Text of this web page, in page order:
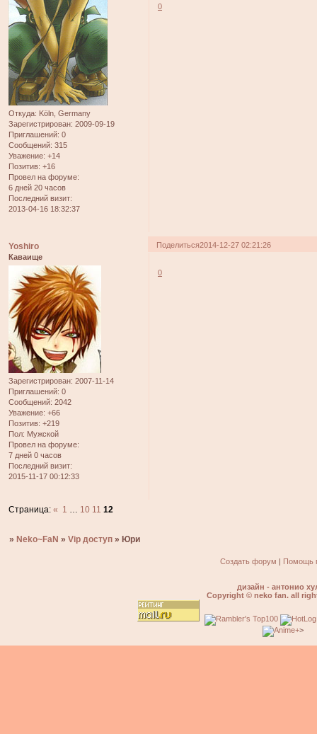
Откуда: Köln, Germany
Зарегистрирован: 2009-09-19
Приглашений: 0
Сообщений: 315
Уважение: +14
Позитив: +16
Провел на форуме:
6 дней 20 часов
Последний визит:
2013-04-16 18:32:37
0
Поделиться2014-12-27 02:21:26
Yoshiro
Каваище
Зарегистрирован: 2007-11-14
Приглашений: 0
Сообщений: 2042
Уважение: +66
Позитив: +219
Пол: Мужской
Провел на форуме:
7 дней 0 часов
Последний визит:
2015-11-17 00:12:33
0
Страница:« 1 … 10 11 12
»Neko~FaN »Vip доступ »Юри
Создать форум | Помощь
дизайн - антонио
Copyright © neko fan. all
>